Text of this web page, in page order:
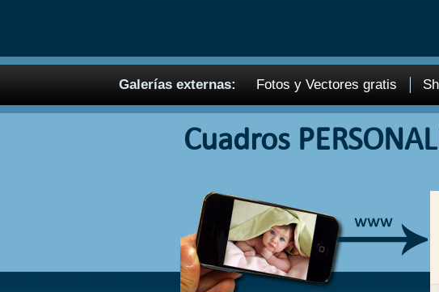
Galerías externas: Fotos y Vectores gratis
Cuadros